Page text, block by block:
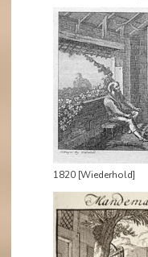
1820 [Wiederhold]